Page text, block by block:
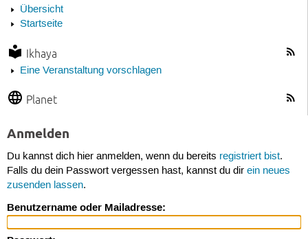
Übersicht
Startseite
Ikhaya
Eine Veranstaltung vorschlagen
Planet
Anmelden
Du kannst dich hier anmelden, wenn du bereits registriert bist.
Falls du dein Passwort vergessen hast, kannst du dir ein neues
zusenden lassen.
Benutzername oder Mailadresse: